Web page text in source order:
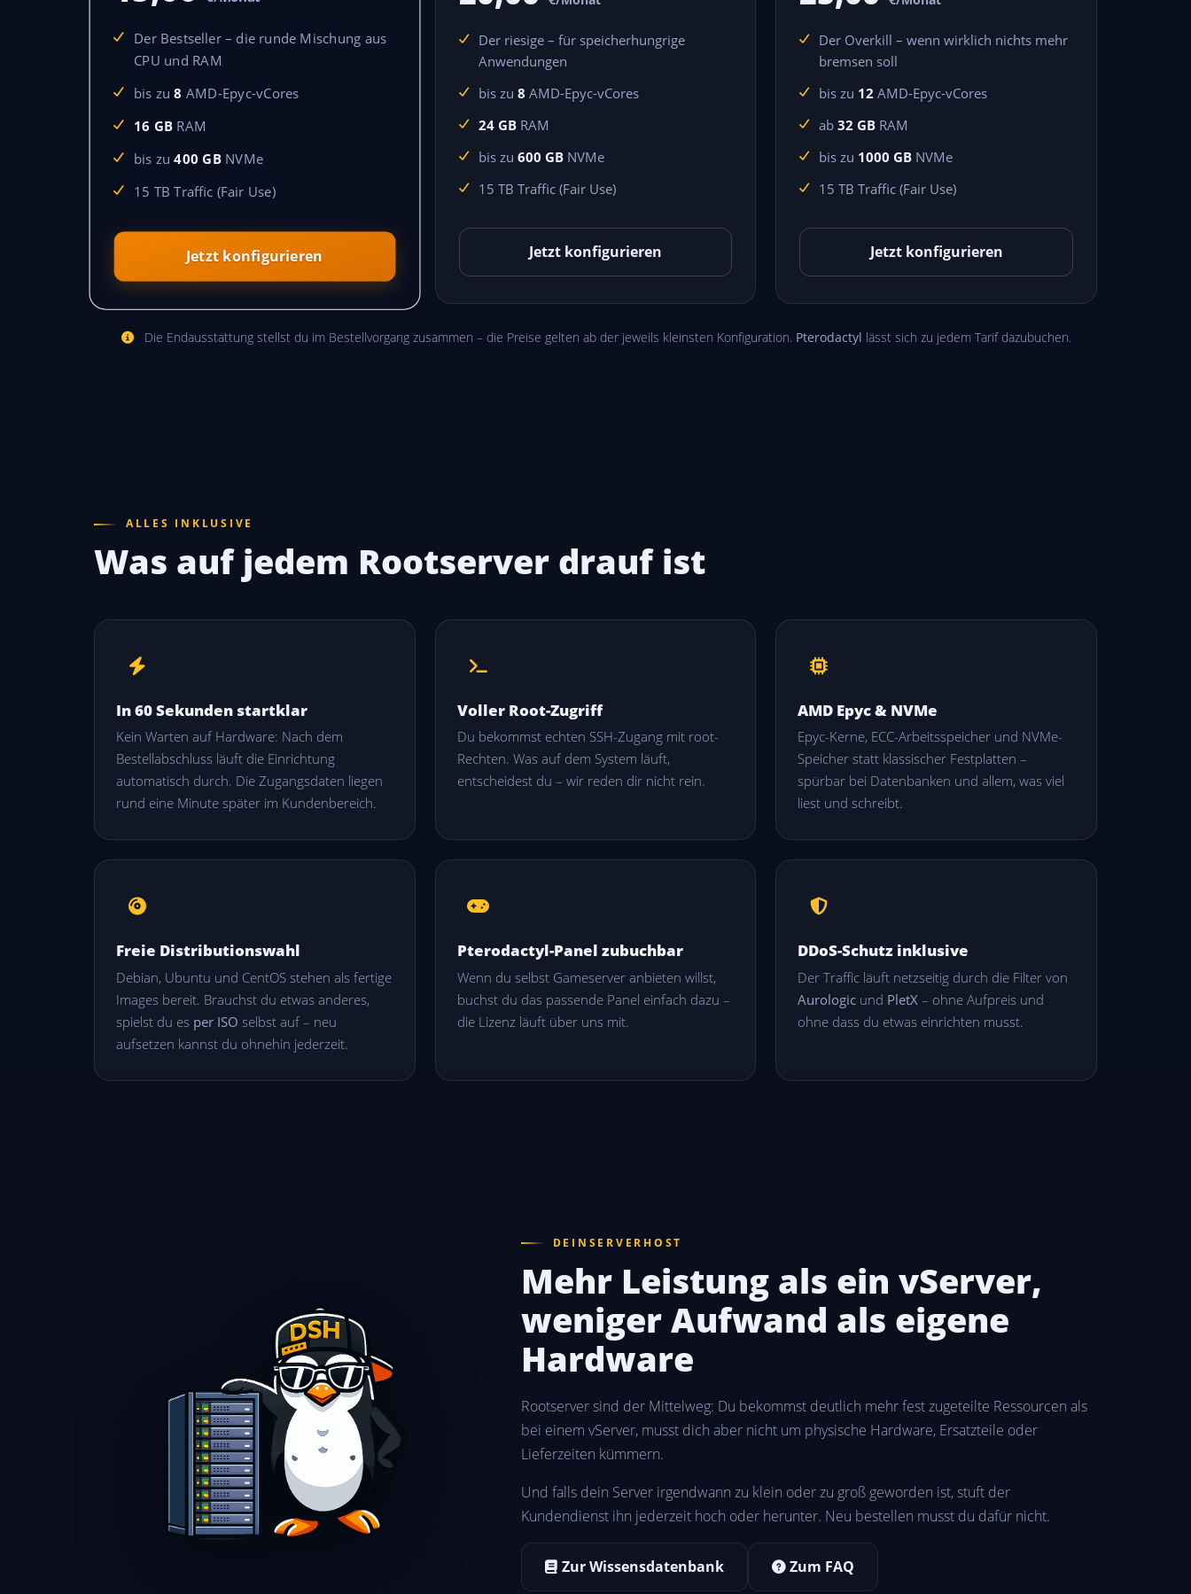
Der Bestseller – die runde Mischung aus
CPU und RAM
bis zu8 AMD-Epyc-vCores
16 GB RAM
bis zu400 GBNVMe
15 TB Traffic (Fair Use)
Jetzt konfigurieren
Der riesige – für speicherhungrige
Anwendungen
bis zu 8 AMD-Epyc-vCores
24 GBRAM
bis zu 600 GBNVMe
15 TB Traffic (Fair Use)
Jetzt konfigurieren
Der Overkill – wenn wirklich nichts mehr
bremsen soll
bis zu 12 AMD-Epyc-vCores
ab32 GB RAM
bis zu 1000 GB NVMe
15 TB Traffic (Fair Use)
Jetzt konfigurieren
Die Endausstattung stellst du im Bestellvorgang zusammen – die Preise gelten ab der jeweils kleinsten Konfiguration. Pterodactyl lässt sich zu jedem Tarif dazubuchen.
ALLES INKLUSIVE
Was auf jedem Rootserver drauf ist
In 60 Sekunden startklar
Kein Warten auf Hardware: Nach dem
Bestellabschluss läuft die Einrichtung
automatisch durch. Die Zugangsdaten liegen
rund eine Minute später im Kundenbereich.
Voller Root-Zugriff
Du bekommst echten SSH-Zugang mit root-
Rechten. Was auf dem System läuft,
entscheidest du – wir reden dir nicht rein.
AMD Epyc & NVMe
Epyc-Kerne, ECC-Arbeitsspeicher und NVMe-
Speicher statt klassischer Festplatten –
spürbar bei Datenbanken und allem, was viel
liest und schreibt.
Freie Distributionswahl
Debian, Ubuntu und CentOS stehen als fertige
Images bereit. Brauchst du etwas anderes,
spielst du es per ISO selbst auf – neu
aufsetzen kannst du ohnehin jederzeit.
Pterodactyl-Panel zubuchbar
Wenn du selbst Gameserver anbieten willst,
buchst du das passende Panel einfach dazu –
die Lizenz läuft über uns mit.
DDoS-Schutz inklusive
Der Traffic läuft netzseitig durch die Filter von
Aurologic und PletX – ohne Aufpreis und
ohne dass du etwas einrichten musst.
DEINSERVERHOST
Mehr Leistung als ein vServer,
weniger Aufwand als eigene
Hardware
Rootserver sind der Mittelweg: Du bekommst deutlich mehr fest zugeteilte Ressourcen als
bei einem vServer, musst dich aber nicht um physische Hardware, Ersatzteile oder
Lieferzeiten kümmern.
Und falls dein Server irgendwann zu klein oder zu groß geworden ist, stuft der
Kundendienst ihn jederzeit hoch oder herunter. Neu bestellen musst du dafür nicht.
Zur Wissensdatenbank Zum FAQ